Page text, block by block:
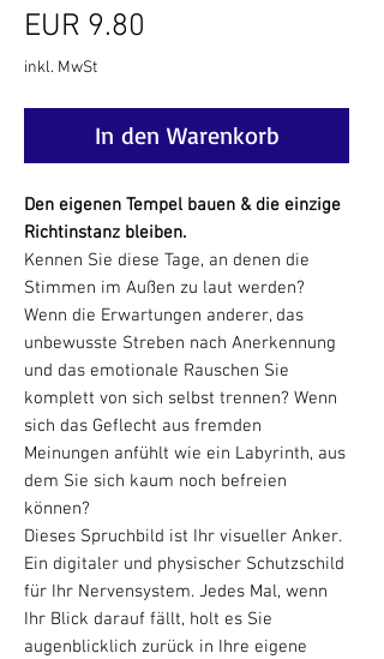
EUR 9.80
inkl. MwSt
In den Warenkorb
Den eigenen Tempel bauen & die einzige
Richtinstanz bleiben.
Kennen Sie diese Tage, an denen die
Stimmen im Außen zu laut werden?
Wenn die Erwartungen anderer, das
unbewusste Streben nach Anerkennung
und das emotionale Rauschen Sie
komplett von sich selbst trennen? Wenn
sich das Geflecht aus fremden
Meinungen anfühlt wie ein Labyrinth, aus
dem Sie sich kaum noch befreien
können?
Dieses Spruchbild ist Ihr visueller Anker.
Ein digitaler und physischer Schutzschild
für Ihr Nervensystem. Jedes Mal, wenn
Ihr Blick darauf fällt, holt es Sie
augenblicklich zurück in Ihre eigene